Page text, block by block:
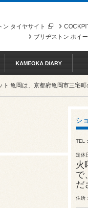
ン タイヤサイト
ブリヂストン ホイ
KAMEOKA DIARY
亀岡は、京都府亀岡市三宅
シ
TEL
定休
火
で
だ
住所